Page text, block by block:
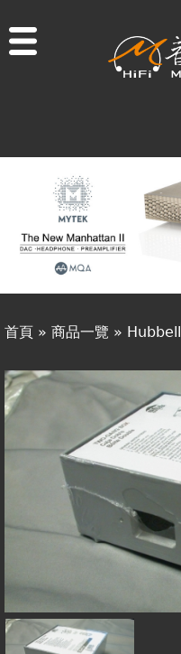
商品一覽
二手專區
視聽專欄
購物須知
視聽室預約
線上商城
您
在
這
首頁 » 商品一覽 » Hubbell